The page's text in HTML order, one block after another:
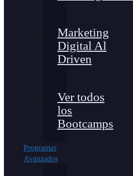
Marketing
Digital Al
Driven
Ver todos
los
Bootcamps
Programas
Avanzados